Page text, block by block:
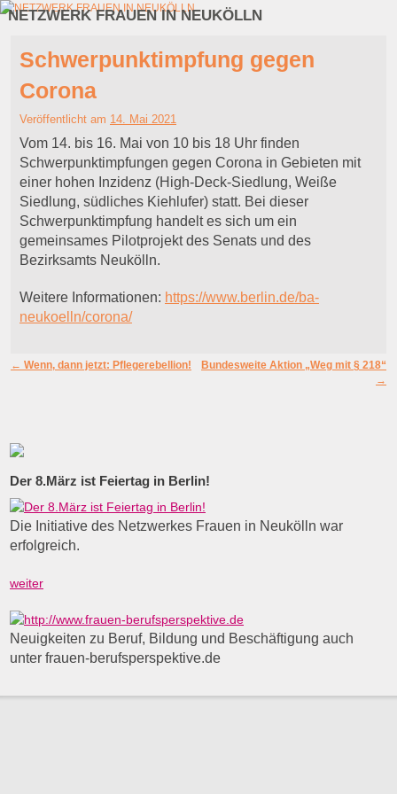
NETZWERK FRAUEN IN NEUKÖLLN
Zum Inhalt wechseln
Zum sekundären Inhalt wechseln
Schwerpunktimpfung gegen
Corona
Veröffentlicht am 14. Mai 2021
Vom 14. bis 16. Mai von 10 bis 18 Uhr finden
Schwerpunktimpfungen gegen Corona in Gebieten mit
einer hohen Inzidenz (High-Deck-Siedlung, Weiße
Siedlung, südliches Kiehlufer) statt. Bei dieser
Schwerpunktimpfung handelt es sich um ein
gemeinsames Pilotprojekt des Senats und des
Bezirksamts Neukölln.
Weitere Informationen: https://www.berlin.de/ba-
neukoelln/corona/
Artikelnavigation
← Wenn, dann jetzt: Pflegerebellion!
Bundesweite Aktion „Weg mit § 218“
→
Der 8.März ist Feiertag in Berlin!
Die Initiative des Netzwerkes Frauen in Neukölln war
erfolgreich.
weiter
Neuigkeiten zu Beruf, Bildung und Beschäftigung auch
unter frauen-berufsperspektive.de